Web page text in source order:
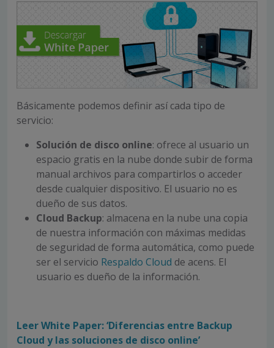
Básicamente podemos definir así cada tipo de
servicio:
Solución de disco online: ofrece al usuario un
espacio gratis en la nube donde subir de forma
manual archivos para compartirlos o acceder
desde cualquier dispositivo. El usuario no es
dueño de sus datos.
Cloud Backup: almacena en la nube una copia
de nuestra información con máximas medidas
de seguridad de forma automática, como puede
ser el servicio Respaldo Cloud de acens. El
usuario es dueño de la información.
Leer White Paper: ‘Diferencias entre Backup
Cloud y las soluciones de disco online’